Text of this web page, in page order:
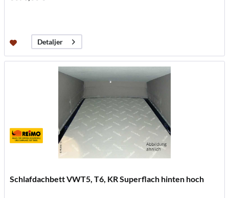
Detaljer
Schlafdachbett VWT5, T6, KR Superflach hinten hoch